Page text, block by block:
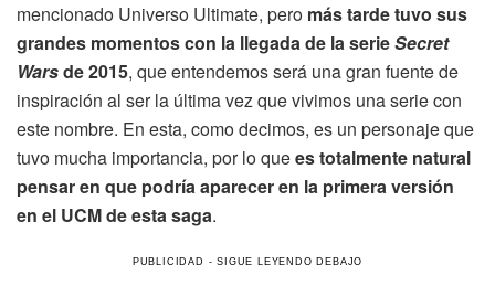
mencionado Universo Ultimate, pero más tarde tuvo sus
grandes momentos con la llegada de la serieSecret
Warsde 2015, que entendemos será una gran fuente de
inspiración al ser la última vez que vivimos una serie con
este nombre. En esta, como decimos, es un personaje que
tuvo mucha importancia, por lo quees totalmente natural
pensar en que podría aparecer en la primera versión
en el UCM de esta saga.